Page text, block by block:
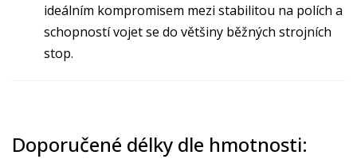
ideálním kompromisem mezi stabilitou na polích a
schopností vojet se do většiny běžných strojních
stop.
Doporučené délky dle hmotnosti: